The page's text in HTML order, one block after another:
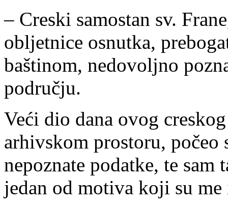
– Creski samostan sv.
obljetnice osnutka,
baštinom, nedovoljno
području.
Veći dio dana ovog
arhivskom prostoru, počeo
nepoznate podatke, te
jedan od motiva koji su